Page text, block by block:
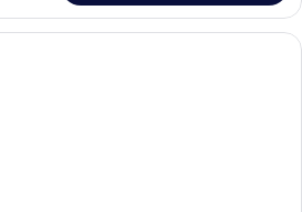
QT Heritage Suite | Bộ đồ giường